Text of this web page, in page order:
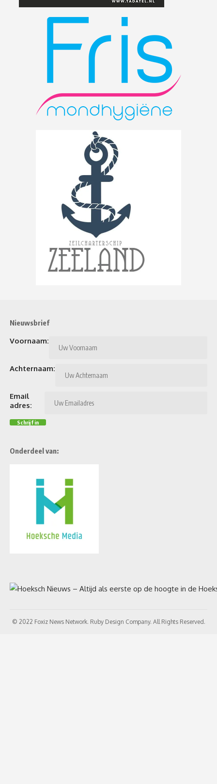
Nieuwsbrief
Voornaam:
Achternaam:
Email
adres:
Onderdeel van:
© 2022 Foxiz News Network. Ruby Design Company. All Rights Reserved.